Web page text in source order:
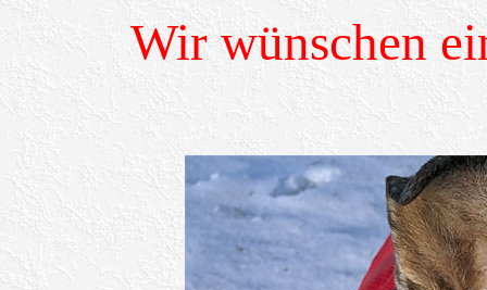
Wir wünschen